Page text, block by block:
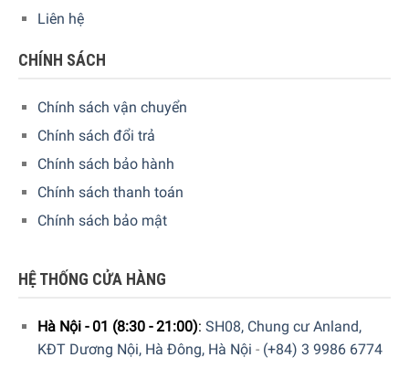
Bộ 3 Hộp Đựng Đồ Khô Joseph Joseph 98467 Với Giá Đỡ Gọn
Bộ 3 Hộp Đựng Đồ Khô Joseph Joseph 98467 được sản
tiêu chuẩn Châu Âu. Sản phẩm được thiết kế không có các
Đặc biệt sản phẩm được sản xuất lợi vật liệu không chứa
chất BPA có hại cho sức khỏe.
Liên hệ
CHÍNH SÁCH
Chính sách vận chuyển
Chính sách đổi trả
Chính sách bảo hành
Chính sách thanh toán
Chính sách bảo mật
HỆ THỐNG CỬA HÀNG
Hà Nội - 01 (8:30 - 21:00): SH08, Chung cư Anland,
KĐT Dương Nội, Hà Đông, Hà Nội - (+84) 3 9986 6774